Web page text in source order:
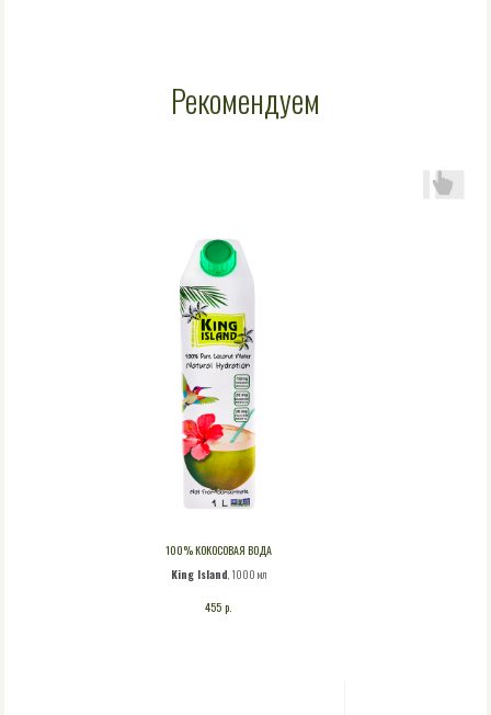
Рекомендуем
100% КОКОСОВАЯ ВОДА
King Island, 1000 мл
455 р.